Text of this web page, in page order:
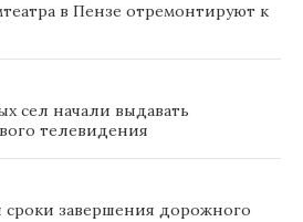
в Пензе отремонтируют к
сел начали выдавать
телевидения
сроки завершения дорожного